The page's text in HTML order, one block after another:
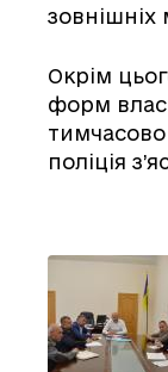
зовнішніх
Окрім
форм
поліція